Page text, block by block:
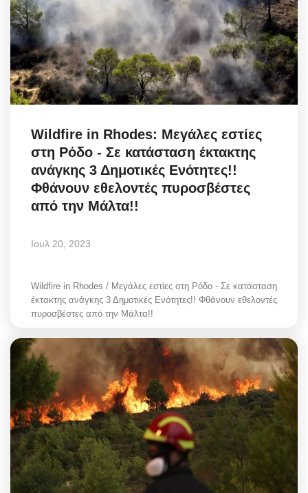
Wildfire in Rhodes: Μεγάλες εστίες
στη Ρόδο - Σε κατάσταση έκτακτης
ανάγκης 3 Δημοτικές Ενότητες!!
Φθάνουν εθελοντές πυροσβέστες
από την Μάλτα!!
Ιουλ 20, 2023
Wildfire in Rhodes / Μεγάλες εστίες στη Ρόδο - Σε κατάσταση
έκτακτης ανάγκης 3 Δημοτικές Ενότητες!! Φθάνουν εθελοντές
πυροσβέστες από την Μάλτα!!